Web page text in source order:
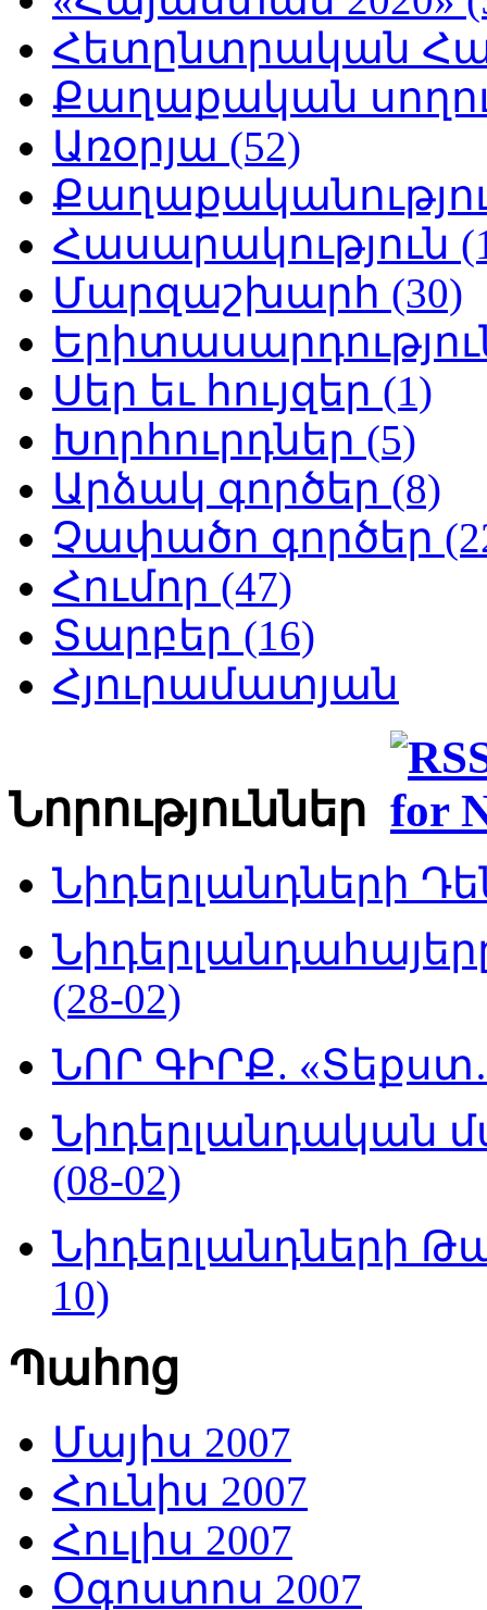
Հետընտրական
Քաղաքական
Առօրյա (52)
Հասարակություն
Մարզաշխարհ (30)
Սեր եւ հույզեր (1)
Խորհուրդներ (5)
Արձակ գործեր (8)
Չափածո գործեր
Հումոր (47)
Տարբեր (16)
Հյուրամատյան
Նորություններ
Նիդերլանդների
(28-02)
ՆՈՐ ԳԻՐՔ.
Նիդերլանդական
(08-02)
Նիդերլանդների
10)
Պահոց
Մայիս 2007
Հունիս 2007
Հուլիս 2007
Օգոստոս 2007